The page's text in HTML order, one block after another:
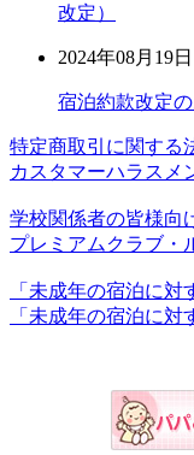
改定）
2024年08月19日
宿泊約款改定の
特定商取引に関する
カスタマーハラスメ
学校関係者の皆様向
プレミアムクラブ・
「未成年の宿泊に
「未成年の宿泊に